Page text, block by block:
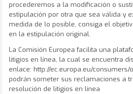
procederemos a la modificación o
estipulación por otra que sea válida y
medida de lo posible, consiga el
en la estipulación original.
La Comisión Europea facilita una
litigios en línea, la cual se encuentra
enlace: http://ec.europa.eu/consumers/
podrán someter sus reclamaciones a
resolución de litigios en línea